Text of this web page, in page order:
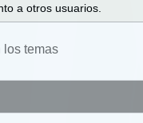
a otros usuarios.
los temas